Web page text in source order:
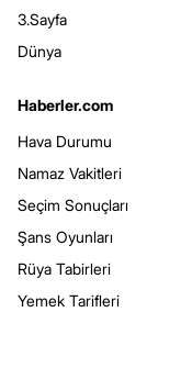
3.Sayfa
Dünya
Haberler.com
Hava Durumu
Namaz Vakitleri
Seçim Sonuçları
Şans Oyunları
Rüya Tabirleri
Yemek Tarifleri